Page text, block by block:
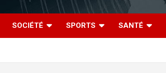
SOCIÉTÉ SPORTS SANTÉ